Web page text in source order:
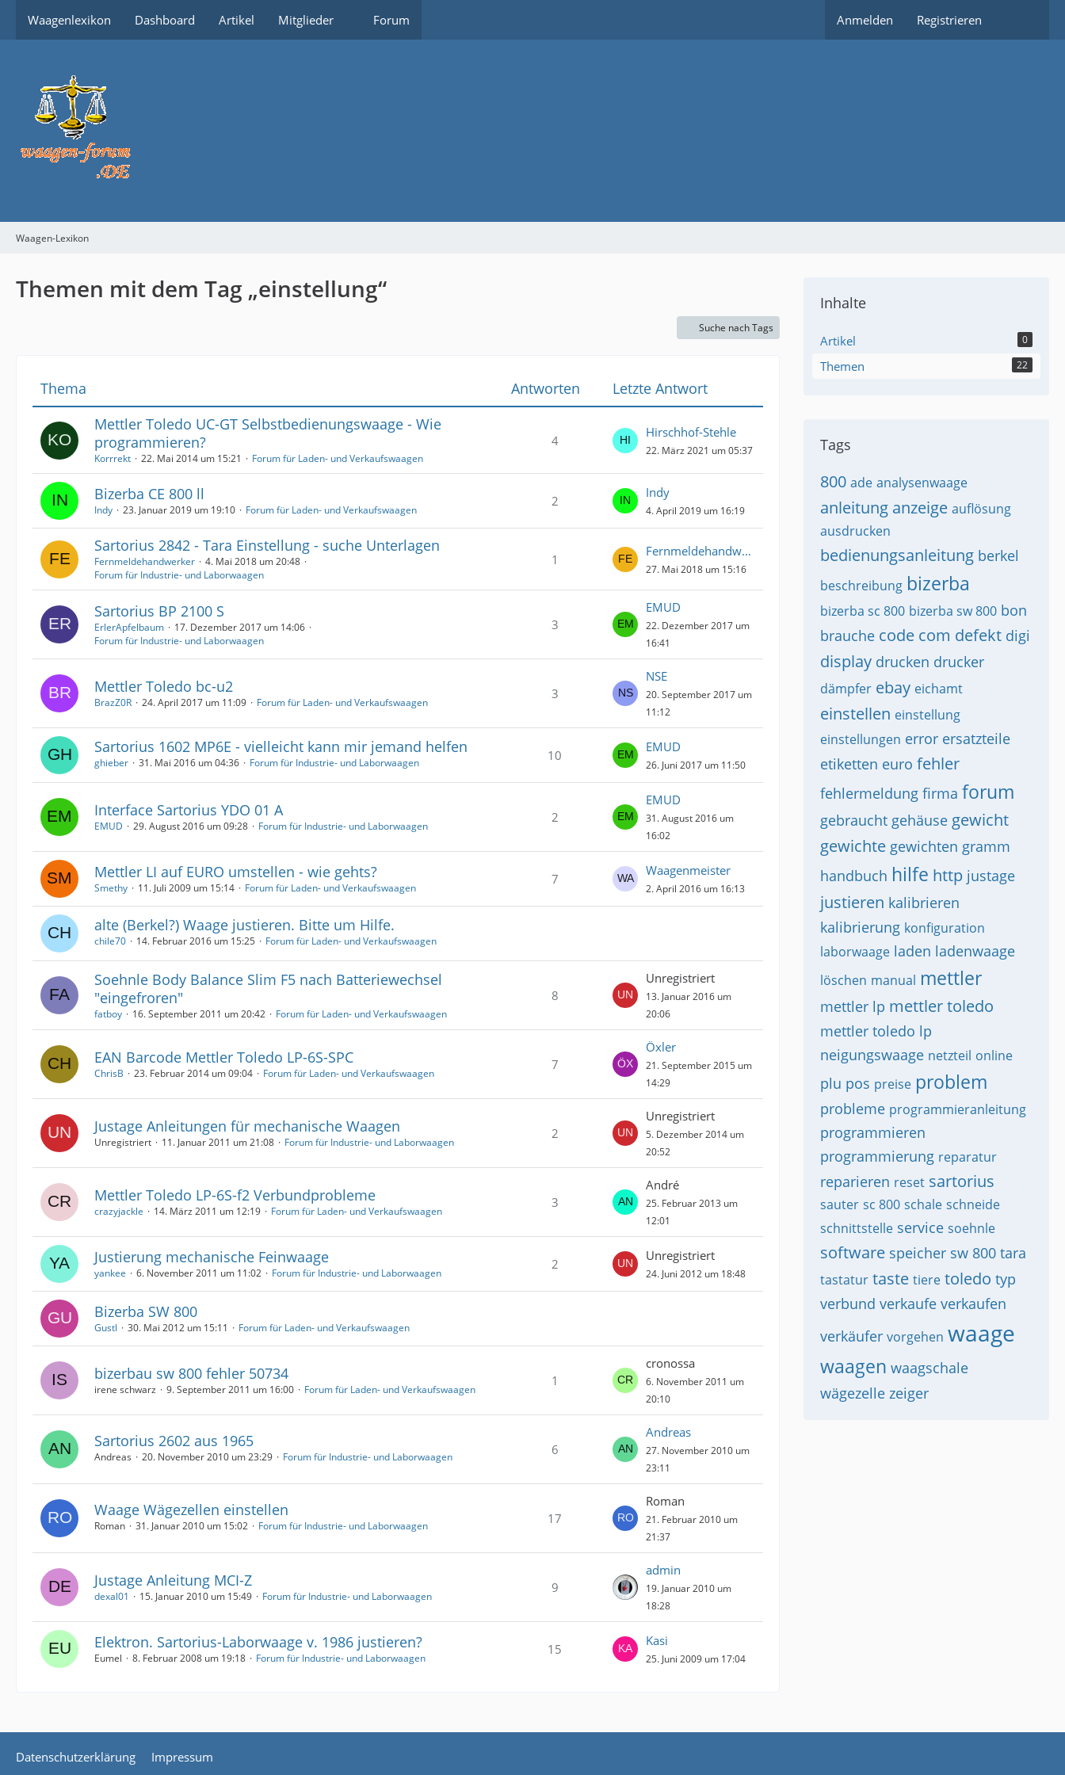
Waagenlexikon Dashboard Artikel Mitglieder Forum Anmelden Registrieren
Waagen-Lexikon
Themen mit dem Tag „einstellung“
Suche nach Tags
Thema Antworten
Letzte Antwort
Mettler Toledo UC-GT Selbstbedienungswaage - Wie
programmieren?
Korrrekt 22. Mai 2014 um 15:21 Forum für Laden- und Verkaufswaagen
4
Hirschhof-Stehle
22. März 2021 um 05:37
Bizerba CE 800 ll
Indy 23. Januar 2019 um 19:10 Forum für Laden- und Verkaufswaagen
2
Indy
4. April 2019 um 16:19
Sartorius 2842 - Tara Einstellung - suche Unterlagen
Fernmeldehandwerker
4. Mai 2018 um 20:48
Forum für Industrie- und Laborwaagen
1
Fernmeldehandwerker
27. Mai 2018 um 15:16
Sartorius BP 2100 S
ErlerApfelbaum
17. Dezember 2017 um 14:06
Forum für Industrie- und Laborwaagen
3
EMUD
22. Dezember 2017 um
16:41
Mettler Toledo bc-u2
BrazZ0R 24. April 2017 um 11:09 Forum für Laden- und Verkaufswaagen
3
NSE
20. September 2017 um
11:12
Sartorius 1602 MP6E - vielleicht kann mir jemand helfen
ghieber 31. Mai 2016 um 04:36 Forum für Industrie- und Laborwaagen 10
EMUD
26. Juni 2017 um 11:50
Interface Sartorius YDO 01 A
EMUD 29. August 2016 um 09:28 Forum für Industrie- und Laborwaagen
2
EMUD
31. August 2016 um
16:02
Mettler LI auf EURO umstellen - wie gehts?
Smethy 11. Juli 2009 um 15:14 Forum für Laden- und Verkaufswaagen
7
Waagenmeister
2. April 2016 um 16:13
alte (Berkel?) Waage justieren. Bitte um Hilfe.
chile70 14. Februar 2016 um 15:25 Forum für Laden- und Verkaufswaagen
Soehnle Body Balance Slim F5 nach Batteriewechsel
"eingefroren"
fatboy 16. September 2011 um 20:42 Forum für Laden- und Verkaufswaagen
8
Unregistriert
13. Januar 2016 um
20:06
EAN Barcode Mettler Toledo LP-6S-SPC
ChrisB 23. Februar 2014 um 09:04 Forum für Laden- und Verkaufswaagen
7
Öxler
21. September 2015 um
14:29
Justage Anleitungen für mechanische Waagen
Unregistriert 11. Januar 2011 um 21:08 Forum für Industrie- und Laborwaagen
2
Unregistriert
5. Dezember 2014 um
20:52
Mettler Toledo LP-6S-f2 Verbundprobleme
crazyjackle 14. März 2011 um 12:19 Forum für Laden- und Verkaufswaagen
3
André
25. Februar 2013 um
12:01
Justierung mechanische Feinwaage
yankee 6. November 2011 um 11:02 Forum für Industrie- und Laborwaagen
2
Unregistriert
24. Juni 2012 um 18:48
Bizerba SW 800
Gustl 30. Mai 2012 um 15:11 Forum für Laden- und Verkaufswaagen
bizerbau sw 800 fehler 50734
irene schwarz 9. September 2011 um 16:00 Forum für Laden- und Verkaufswaagen
1
cronossa
6. November 2011 um
20:10
Sartorius 2602 aus 1965
Andreas 20. November 2010 um 23:29 Forum für Industrie- und Laborwaagen 6
Andreas
27. November 2010 um
23:11
Waage Wägezellen einstellen
Roman 31. Januar 2010 um 15:02 Forum für Industrie- und Laborwaagen 17
Roman
21. Februar 2010 um
21:37
Justage Anleitung MCI-Z
dexal01 15. Januar 2010 um 15:49 Forum für Industrie- und Laborwaagen
9
admin
19. Januar 2010 um
18:28
Elektron. Sartorius-Laborwaage v. 1986 justieren?
Eumel 8. Februar 2008 um 19:18 Forum für Industrie- und Laborwaagen
15
Kasi
25. Juni 2009 um 17:04
Inhalte
Artikel 0
Themen 22
Tags
800 ade analysenwaage
anleitung anzeige auflösung
ausdrucken
bedienungsanleitung berkel
beschreibung bizerba
bizerba sc 800 bizerba sw 800 bon
brauche code com defekt digi
display drucken drucker
dämpfer ebay eichamt
einstellen einstellung
einstellungen error ersatzteile
etiketten euro fehler
fehlermeldung firma forum
gebraucht gehäuse gewicht
gewichte gewichten gramm
handbuch hilfe http justage
justieren kalibrieren
kalibrierung konfiguration
laborwaage laden ladenwaage
löschen manual mettler
mettler lp mettler toledo
mettler toledo lp
neigungswaage netzteil online
plu pos preise problem
probleme programmieranleitung
programmieren
programmierung reparatur
reparieren reset sartorius
sauter sc 800 schale schneide
schnittstelle service soehnle
software speicher sw 800 tara
tastatur taste tiere toledo typ
verbund verkaufe verkaufen
verkäufer vorgehen waage
waagen waagschale
wägezelle zeiger
Datenschutzerklärung Impressum